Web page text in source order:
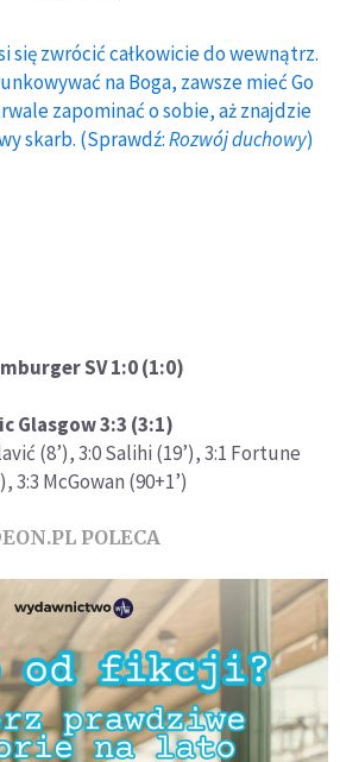
się zwrócić całkowicie do wewnątrz.
na Boga, zawsze mieć Go
zapominać o sobie, aż znajdzie
skarb. (Sprawdź:Rozwój duchowy)
SV 1:0 (1:0)
Glasgow 3:3 (3:1)
(8’), 3:0 Salihi (19’), 3:1 Fortune
3:3 McGowan (90+1’)
POLECA